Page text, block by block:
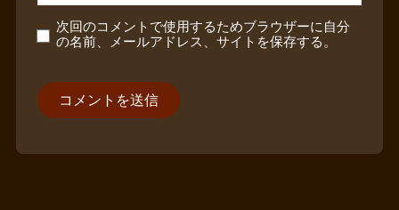
次回のコメントで使用するためブラウザーに自分
の名前、メールアドレス、サイトを保存する。